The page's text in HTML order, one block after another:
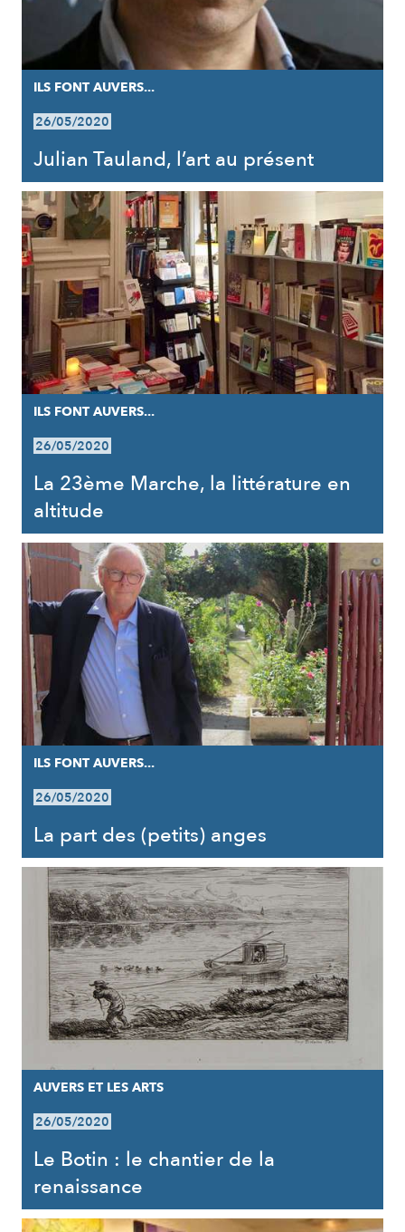
ILS FONT AUVERS...
26/05/2020
Julian Tauland, l’art au présent
ILS FONT AUVERS...
26/05/2020
La 23ème Marche, la littérature en
altitude
ILS FONT AUVERS...
26/05/2020
La part des (petits) anges
AUVERS ET LES ARTS
26/05/2020
Le Botin : le chantier de la
renaissance